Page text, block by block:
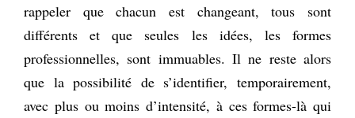
rappeler que chacun est changeant, tous sont
différents et que seules les idées, les formes
professionnelles, sont immuables. Il ne reste alors
que la possibilité de s’identifier, temporairement,
avec plus ou moins d’intensité, à ces formes-là qui